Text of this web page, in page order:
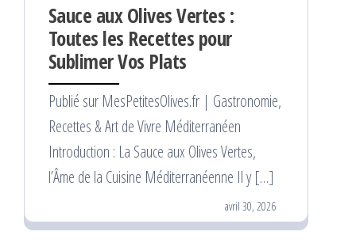
Sauce aux Olives Vertes :
Toutes les Recettes pour
Sublimer Vos Plats
Publié sur MesPetitesOlives.fr | Gastronomie,
Recettes & Art de Vivre Méditerranéen
Introduction : La Sauce aux Olives Vertes,
l’Âme de la Cuisine Méditerranéenne Il y […]
avril 30, 2026